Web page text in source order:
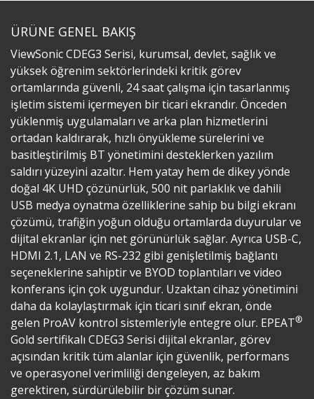
ÜRÜNE GENEL BAKIŞ
ViewSonic CDEG3 Serisi, kurumsal, devlet, sağlık ve
yüksek öğrenim sektörlerindeki kritik görev
ortamlarında güvenli, 24 saat çalışma için tasarlanmış
işletim sistemi içermeyen bir ticari ekrandır. Önceden
yüklenmiş uygulamaları ve arka plan hizmetlerini
ortadan kaldırarak, hızlı önyükleme sürelerini ve
basitleştirilmiş BT yönetimini desteklerken yazılım
saldırı yüzeyini azaltır. Hem yatay hem de dikey yönde
doğal 4K UHD çözünürlük, 500 nit parlaklık ve dahili
USB medya oynatma özelliklerine sahip bu bilgi ekranı
çözümü, trafiğin yoğun olduğu ortamlarda duyurular ve
dijital ekranlar için net görünürlük sağlar. Ayrıca USB-C,
HDMI 2.1, LAN ve RS-232 gibi genişletilmiş bağlantı
seçeneklerine sahiptir ve BYOD toplantıları ve video
konferans için çok uygundur. Uzaktan cihaz yönetimini
daha da kolaylaştırmak için ticari sınıf ekran, önde
gelen ProAV kontrol sistemleriyle entegre olur. EPEAT®
Gold sertifikalı CDEG3 Serisi dijital ekranlar, görev
açısından kritik tüm alanlar için güvenlik, performans
ve operasyonel verimliliği dengeleyen, az bakım
gerektiren, sürdürülebilir bir çözüm sunar.